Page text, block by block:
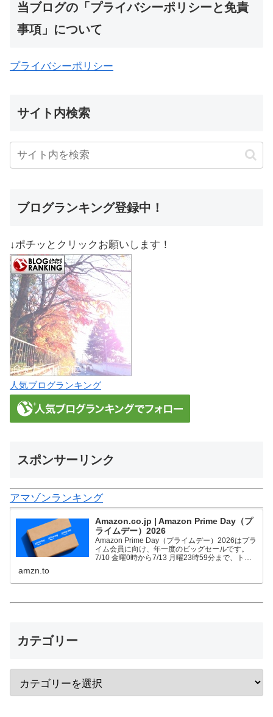
当ブログの「プライバシーポリシーと免責
事項」について
プライバシーポリシー
サイト内検索
ブログランキング登録中！
↓ポチッとクリックお願いします！
人気ブログランキング
スポンサーリンク
アマゾンランキング
Amazon.co.jp | Amazon Prime Day（プ
ライムデー）2026
Amazon Prime Day（プライムデー）2026はプラ
イム会員に向け、年一度のビッグセールです。
7/10 金曜0時から7/13 月曜23時59分まで、トッ
amzn.to
カテゴリー